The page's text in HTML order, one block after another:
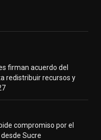
firman acuerdo del
redistribuir recursos y
compromiso por el
Sucre